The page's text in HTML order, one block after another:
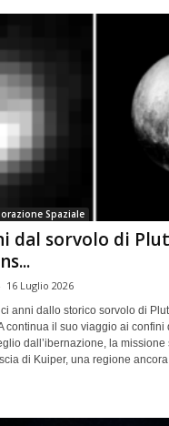
Spaziale
dal sorvolo di
16 Luglio 2026
anni dallo storico sorvolo di
continua il suo viaggio ai confini
dall’ibernazione, la missione
di Kuiper, una regione